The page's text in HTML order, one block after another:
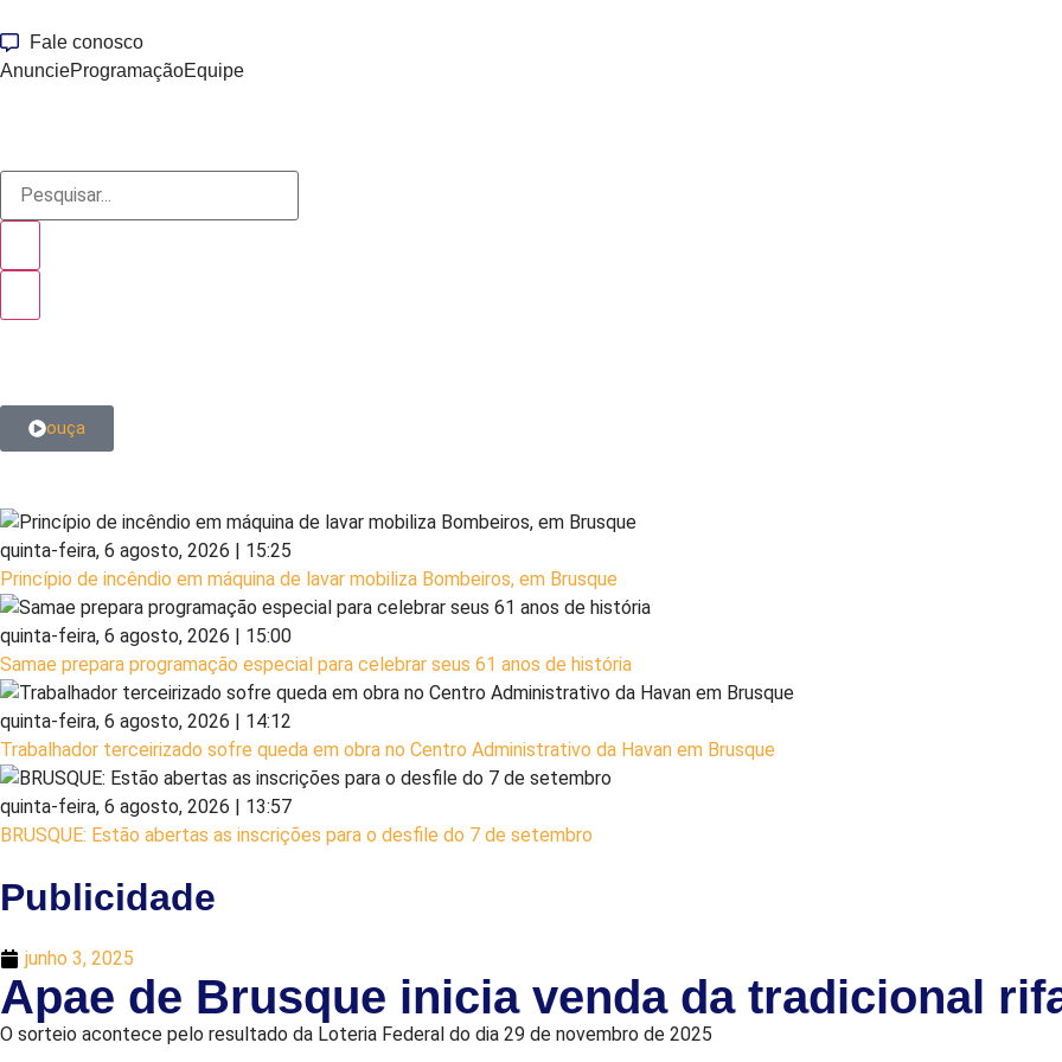
Fale conosco
AnuncieProgramaçãoEquipe
ouça
quinta-feira, 6 agosto, 2026 | 15:25
Princípio de incêndio em máquina de lavar mobiliza Bombeiros, em Brusque
quinta-feira, 6 agosto, 2026 | 15:00
Samae prepara programação especial para celebrar seus 61 anos de história
quinta-feira, 6 agosto, 2026 | 14:12
Trabalhador terceirizado sofre queda em obra no Centro Administrativo da Havan em Brusque
quinta-feira, 6 agosto, 2026 | 13:57
BRUSQUE: Estão abertas as inscrições para o desfile do 7 de setembro
Publicidade
junho 3, 2025
Apae de Brusque inicia venda da tradicional
O sorteio acontece pelo resultado da Loteria Federal do dia 29 de novembro de 2025